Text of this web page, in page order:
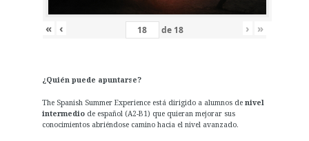
« ‹ de 18 › »
¿Quién puede apuntarse?
The Spanish Summer Experience está dirigido a alumnos de nivel
intermediode español (A2-B1) que quieran mejorar sus
conocimientos abriéndose camino hacia el nivel avanzado.